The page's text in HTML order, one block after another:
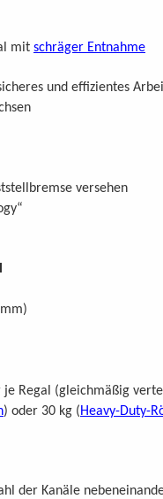
mit schräger Entnahme
und effizientes
versehen
je Regal (gleichmäßig
) oder 30 kg (Heavy-Duty-
der Kanäle